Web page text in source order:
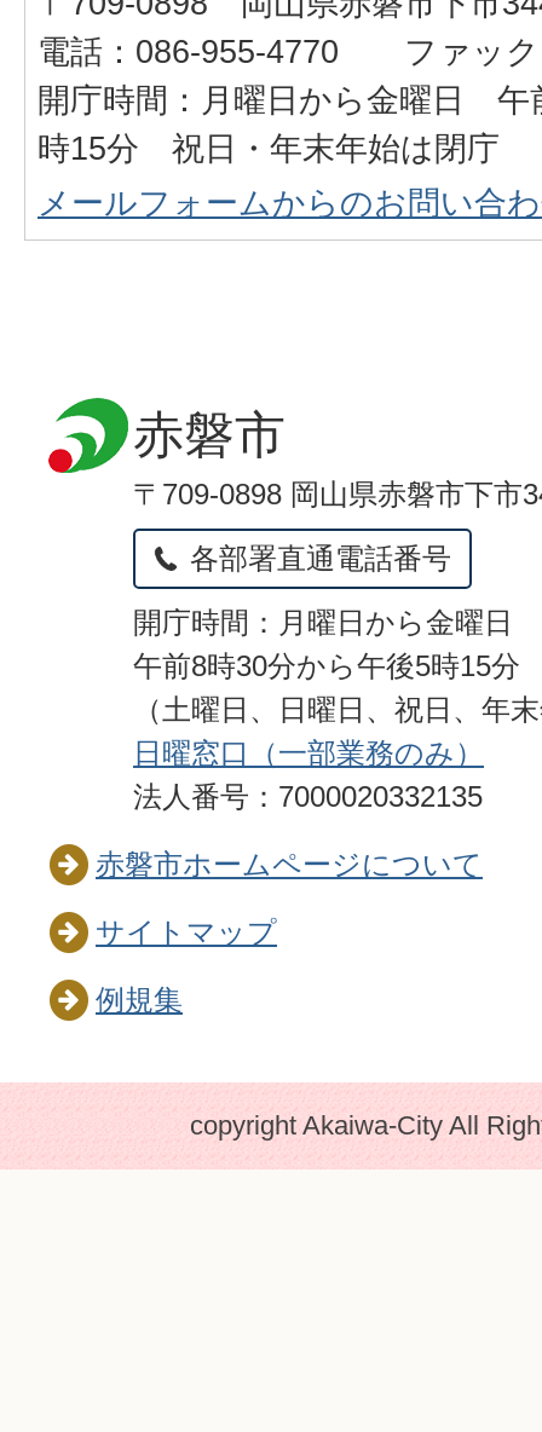
電話：086-955-4770 ファック
開庁時間：月曜日から金曜日 午
時15分 祝日・年末年始は閉庁
メールフォームからのお問い合
赤磐市
〒709-0898 岡山県赤磐市下市
各部署直通電話番号
開庁時間：月曜日から金曜日
午前8時30分から午後5時15分
（土曜日、日曜日、祝日、年
日曜窓口（一部業務のみ）
法人番号：7000020332135
赤磐市ホームページについて
サイトマップ
例規集
copyright Akaiwa-City All